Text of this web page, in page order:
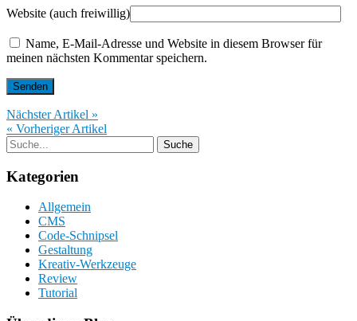
Website (auch freiwillig)
Name, E-Mail-Adresse und Website in diesem Browser für
meinen nächsten Kommentar speichern.
Nächster Artikel »
« Vorheriger Artikel
Kategorien
Allgemein
CMS
Code-Schnipsel
Gestaltung
Kreativ-Werkzeuge
Review
Tutorial